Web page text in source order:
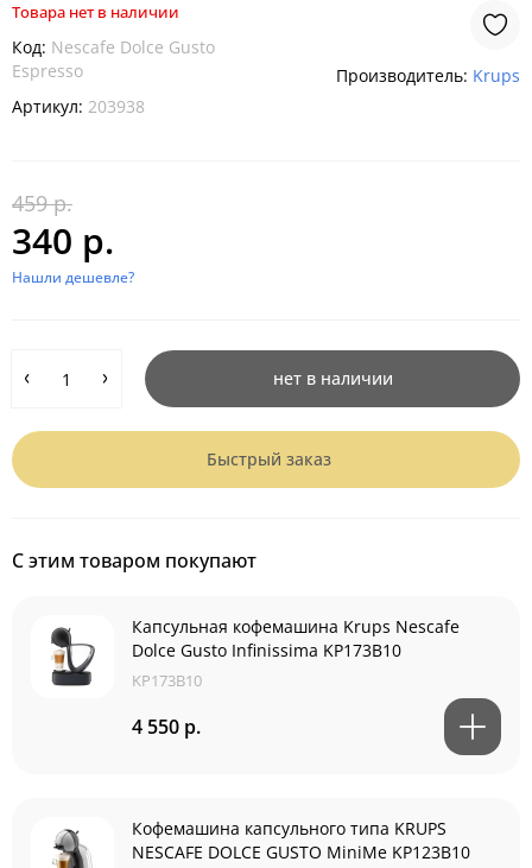
Товара нет в наличии
Код: Nescafe Dolce Gusto
Espresso
Артикул: 203938
Производитель: Krups
459 р.
340 р.
Нашли дешевле?
нет в наличии
Быстрый заказ
С этим товаром покупают
Капсульная кофемашина Krups Nescafe
Dolce Gusto Infinissima KP173B10
KP173B10
4 550 р.
Кофемашина капсульного типа KRUPS
NESCAFE DOLCE GUSTO MiniMe KP123B10